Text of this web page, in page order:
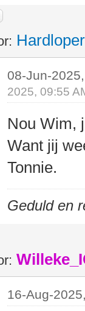
Hardloper
08-Jun-
2025, 09:55
Nou Wim,
Want jij
Tonnie.
Geduld en
16-Aug-